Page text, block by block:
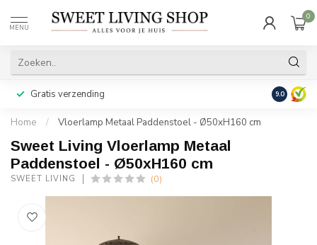
MENU
0
Gratis verzending Achteraf
9.0
Home / Vloerlamp Metaal Paddenstoel - Ø50xH160 cm
Sweet Living Vloerlamp Metaal
Paddenstoel - Ø50xH160 cm
SWEET LIVING (0)